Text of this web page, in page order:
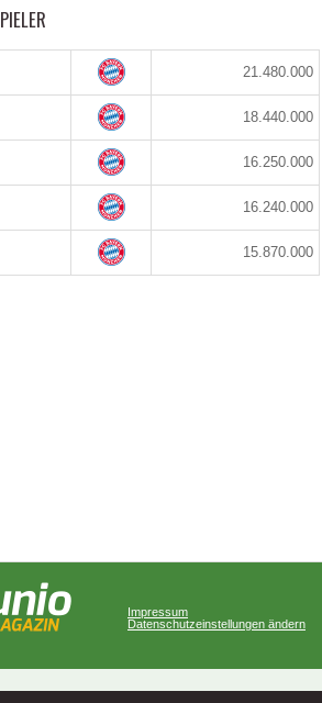
21.480.000
18.440.000
16.250.000
16.240.000
15.870.000
Impressum
Datenschutzeinstellungen ändern